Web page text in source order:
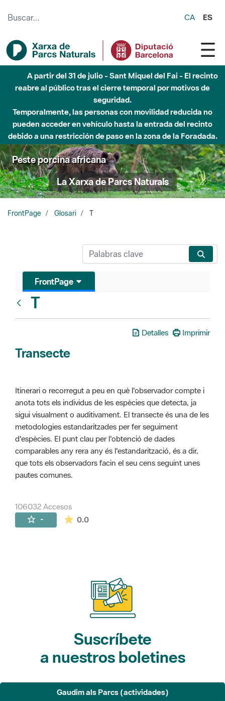
CA ES
A partir del 31 de julio - Sant Miquel del Fai - El recinto
reabre al público tras el cierre temporal por motivos de
seguridad.
Temporalmente, las personas con movilidad reducida no
pueden acceder en vehículo hasta la entrada del recinto
debido a una restricción de paso en la zona de la Foradada.
Peste porcina africana
La Xarxa de Parcs Naturals
FrontPage Glosari T
FrontPage
T
Detalles Imprimir
Transecte
Itinerari o recorregut a peu en què l'observador compte i
anota tots els individus de les espècies que detecta, ja
sigui visualment o auditivament. El transecte és una de les
metodologies estandaritzades per fer seguiment
d'espècies. El punt clau per l'obtenció de dades
comparables any rera any és l'estandarització, és a dir,
que tots els observadors facin el seu cens seguint unes
pautes comunes.
106032 Accesos
- 0.0La valoración media es de 0 estrellas de
Suscríbete
a nuestros boletines
Gaudim als Parcs (actividades)